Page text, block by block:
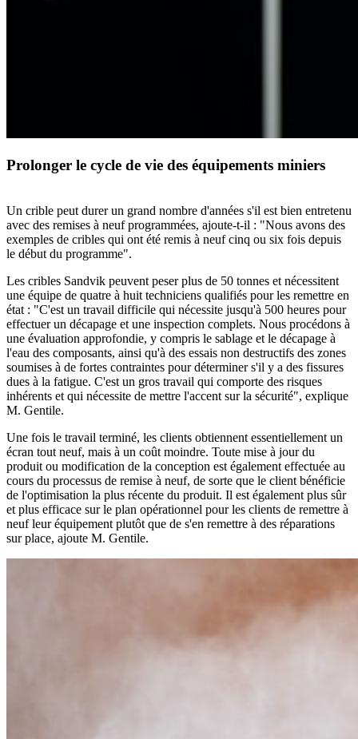
Prolonger le cycle de vie des équipements miniers
Un crible peut durer un grand nombre d'années s'il est bien entretenu
avec des remises à neuf programmées, ajoute-t-il : "Nous avons des
exemples de cribles qui ont été remis à neuf cinq ou six fois depuis
le début du programme".
Les cribles Sandvik peuvent peser plus de 50 tonnes et nécessitent
une équipe de quatre à huit techniciens qualifiés pour les remettre en
état : "C'est un travail difficile qui nécessite jusqu'à 500 heures pour
effectuer un décapage et une inspection complets. Nous procédons à
une évaluation approfondie, y compris le sablage et le décapage à
l'eau des composants, ainsi qu'à des essais non destructifs des zones
soumises à de fortes contraintes pour déterminer s'il y a des fissures
dues à la fatigue. C'est un gros travail qui comporte des risques
inhérents et qui nécessite de mettre l'accent sur la sécurité", explique
M. Gentile.
Une fois le travail terminé, les clients obtiennent essentiellement un
écran tout neuf, mais à un coût moindre. Toute mise à jour du
produit ou modification de la conception est également effectuée au
cours du processus de remise à neuf, de sorte que le client bénéficie
de l'optimisation la plus récente du produit. Il est également plus sûr
et plus efficace sur le plan opérationnel pour les clients de remettre à
neuf leur équipement plutôt que de s'en remettre à des réparations
sur place, ajoute M. Gentile.